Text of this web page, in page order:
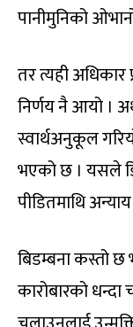
पानीमुनिको
तर त्यही अधिकार
निर्णय नै आयो ।
स्वार्थअनुकूल
भएको छ । यसले
पीडितमाथि
बिडम्बना कस्तो छ
कारोबारको